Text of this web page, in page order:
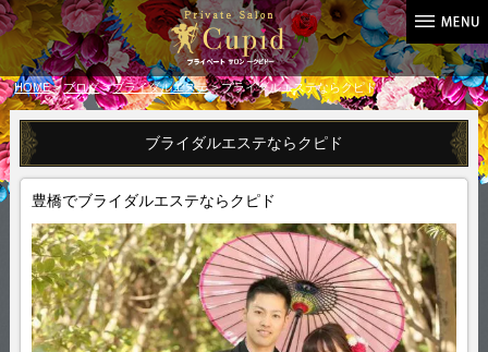
HOME>ブログ>ブライダルエステ> ブライダルエステならクピド
ブライダルエステならクピド
豊橋でブライダルエステならクピド